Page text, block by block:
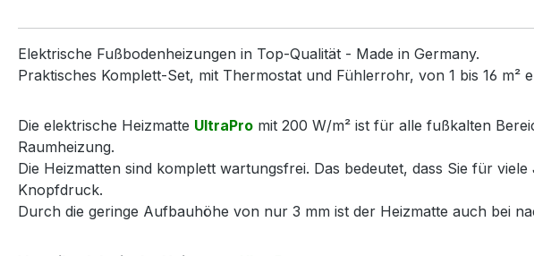
Elektrische Fußbodenheizungen in Top-Qualität - Made in Germany.
Praktisches Komplett-Set, mit Thermostat und Fühlerrohr, von 1 bis 16 m²
Die elektrische Heizmatte UltraPro mit 200 W/m² ist für alle fußkalten
Raumheizung.
Die Heizmatten sind komplett wartungsfrei. Das bedeutet, dass Sie für
Knopfdruck.
Durch die geringe Aufbauhöhe von nur 3 mm ist der Heizmatte auch bei